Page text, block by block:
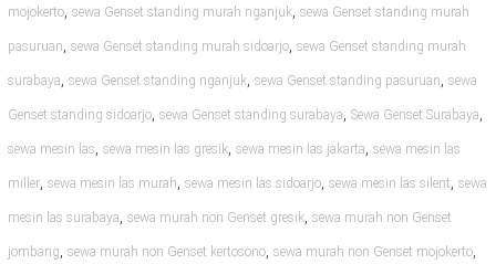
mojokerto, sewa Genset standing murah nganjuk, sewa Genset standing murah
pasuruan, sewa Genset standing murah sidoarjo, sewa Genset standing murah
surabaya, sewa Genset standing nganjuk, sewa Genset standing pasuruan, sewa
Genset standing sidoarjo, sewa Genset standing surabaya, Sewa Genset Surabaya,
sewa mesin las, sewa mesin las gresik, sewa mesin las jakarta, sewa mesin las
miller, sewa mesin las murah, sewa mesin las sidoarjo, sewa mesin las silent, sewa
mesin las surabaya, sewa murah non Genset gresik, sewa murah non Genset
jombang, sewa murah non Genset kertosono, sewa murah non Genset mojokerto,